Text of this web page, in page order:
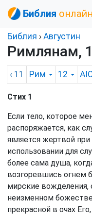
Библия онлайн
Библия › Августин
Римлянам,
‹ 11 Рим 12
Стих 1
Если тело, которое
распоряжается, как
является жертвой
использовании для
более сама душа,
возгоревшись огнем
мирские вожделения,
неизменном
прекрасной в очах